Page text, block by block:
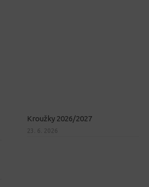
Kroužky 2026/2027
23. 6. 2026